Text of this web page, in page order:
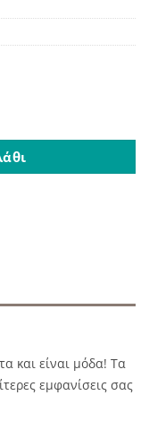
και είναι μόδα! Τα
εμφανίσεις σας